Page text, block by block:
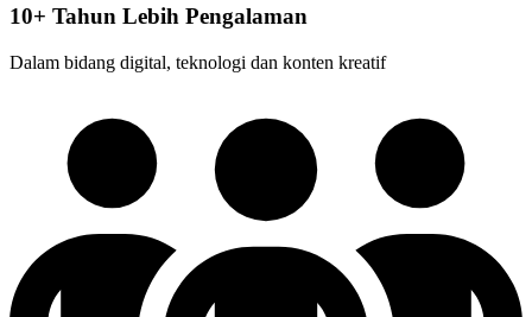
10+ Tahun Lebih Pengalaman
Dalam bidang digital, teknologi dan konten kreatif